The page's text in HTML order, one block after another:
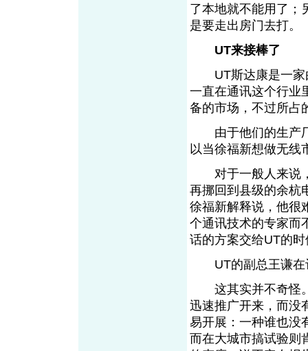
了本地就不能用了；
是要走出房门去打。
UT来接棒了
UT斯达康是一家
一直在通讯这个行业
备的市场，不过所占
由于他们的生产厂
以当徐福新想做无线
对于一般人来说，
再挪回到县级的余杭
徐福新解释说，他很
个通讯技术的专家而
话的方案交给UT的
UT的副总王谦在评
这其实并不奇怪。
迅速推广开来，而没
易开展：一种谁也没
而在大城市搞试验则